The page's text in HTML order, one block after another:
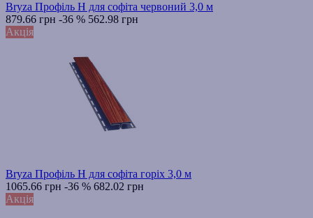
Bryza Профіль H для софіта червоний 3,0 м
879.66 грн -36 % 562.98 грн
Акція
Bryza Профіль H для софіта горіх 3,0 м
1065.66 грн -36 % 682.02 грн
Акція